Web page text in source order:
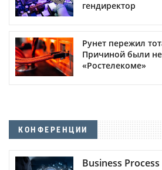
гендиректор
Рунет пережил
Причиной были
«Ростелекоме»
КОНФЕРЕНЦИИ
Business